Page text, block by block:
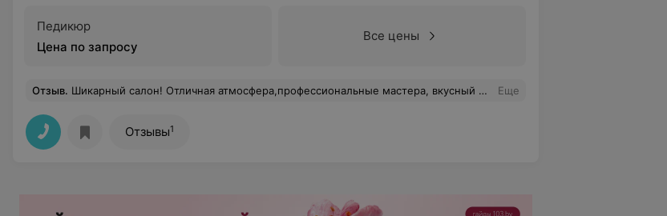
Педикюр
Цена по запросу
Все цены
Отзыв. Шикарный салон! Отличная атмосфера,профессиональные мастера, вкусный кофе! Все по высшему разряду! Еще
Отзывы1